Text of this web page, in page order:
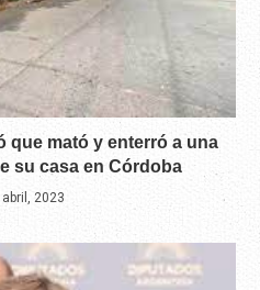
que mató y enterró a una
su casa en Córdoba
2023